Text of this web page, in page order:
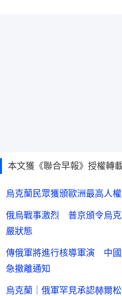
本文獲《聯合早報》授權轉
烏克蘭民眾獲頒歐洲最高人
俄烏戰事激烈 普京頒令烏
嚴狀態
傳俄軍將進行核導軍演 中
急撤離通知
烏克蘭｜俄軍罕見承認赫爾